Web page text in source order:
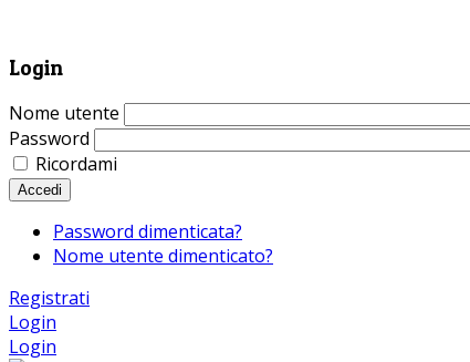
Login
Nome utente
Password
Ricordami
Accedi
Password dimenticata?
Nome utente dimenticato?
Registrati
Login
Login